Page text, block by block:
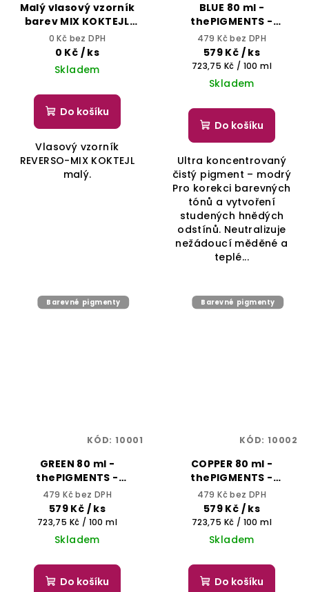
Malý vlasový vzorník
barev MIX KOKTEJL
REVERSO - SELECTIVE
PROFESSIONAL
0 Kč bez DPH
0 Kč / ks
Skladem
Do košíku
Vlasový vzorník
REVERSO-MIX KOKTEJL
malý.
BLUE 80 ml -
thePIGMENTS -
SELECTIVE
PROFESSIONAL
479 Kč bez DPH
579 Kč / ks
Měrná
cena:
723,75 Kč / 100 ml
Skladem
Do košíku
Ultra koncentrovaný
čistý pigment – modrý
Pro korekci barevných
tónů a vytvoření
studených hnědých
odstínů. Neutralizuje
nežádoucí měděné a
teplé...
Barevné pigmenty
GREEN 80 ml -
thePIGMENTS -
SELECTIVE
PROFESSIONAL
479 Kč bez DPH
579 Kč / ks
Měrná
cena:
723,75 Kč / 100 ml
Skladem
Do košíku
KÓD: 10001
Barevné pigmenty
COPPER 80 ml -
thePIGMENTS -
SELECTIVE
PROFESSIONAL
479 Kč bez DPH
579 Kč / ks
Měrná
cena:
723,75 Kč / 100 ml
Skladem
Do košíku
KÓD: 10002